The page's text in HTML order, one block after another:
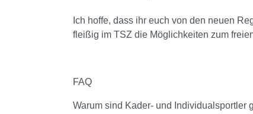
Ich hoffe, dass ihr euch von den neuen
fleißig im TSZ die Möglichkeiten zum
FAQ
Warum sind Kader- und Individualsportler